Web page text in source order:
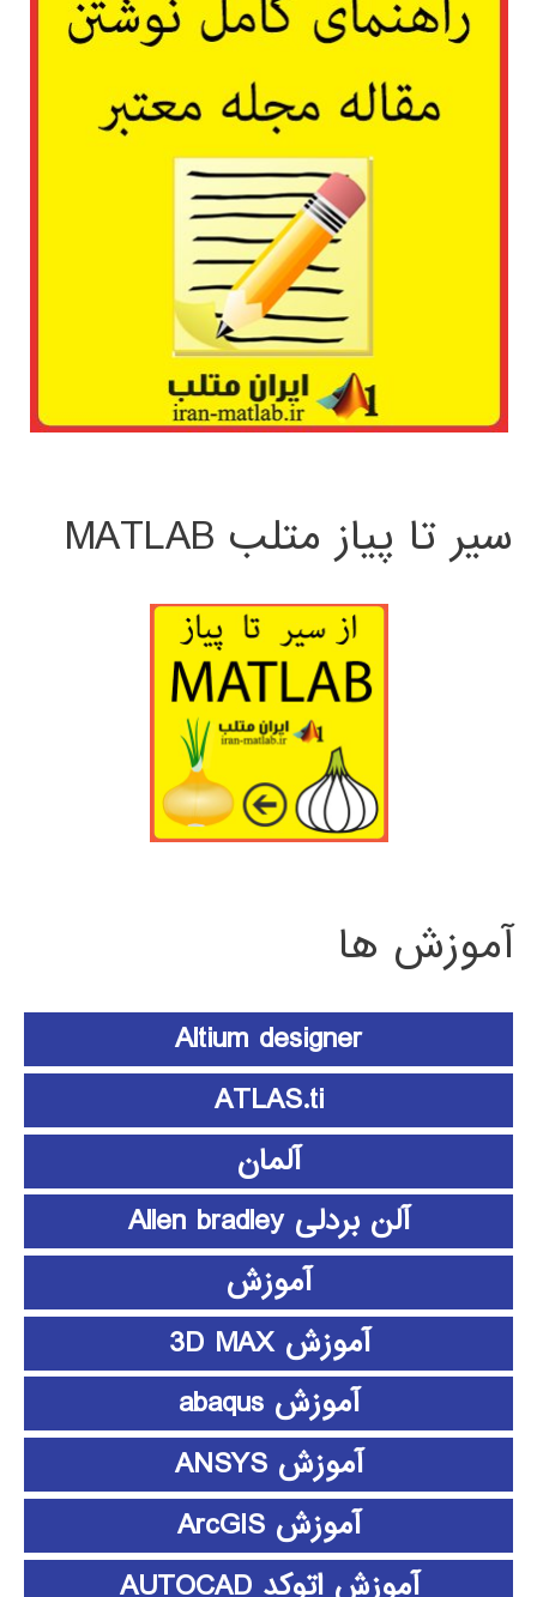
سیر تا پیاز متلب MATLAB
آموزش ها
Altium designer
ATLAS.ti
آلمان
آلن بردلی Allen bradley
آموزش
آموزش 3D MAX
آموزش abaqus
آموزش ANSYS
آموزش ArcGIS
آموزش اتوکد AUTOCAD